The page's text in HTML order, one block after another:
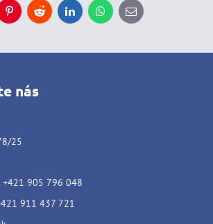
PinterestRedditLinkedInWhatsApp
E-
mail
nás
25
+421 905 796 048
911 437 721